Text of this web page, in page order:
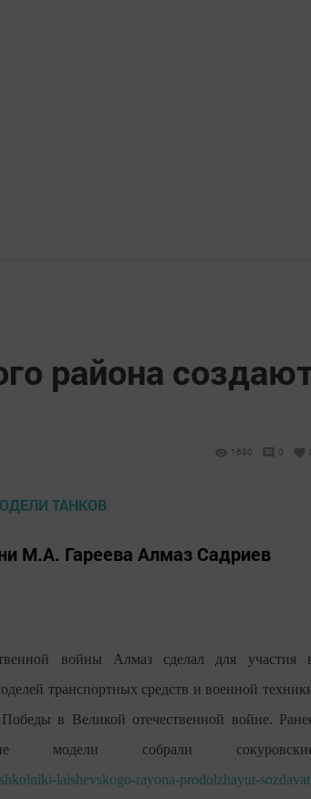
района
1690 0
М.А. Гареева Алмаз Садриев
войны Алмаз сделал для участия
транспортных средств и военной
в Великой отечественной войне.
собрали
laishevskogo-rayona-prodolzhayut-